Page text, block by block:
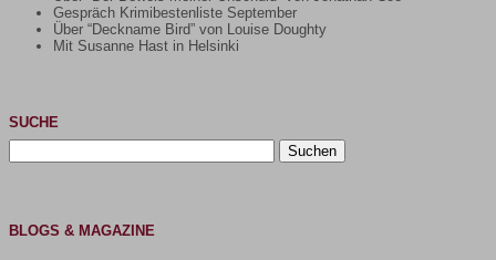
Gespräch Krimibestenliste September
Über “Deckname Bird” von Louise Doughty
Mit Susanne Hast in Helsinki
SUCHE
Suchen
nach:
BLOGS & MAGAZINE